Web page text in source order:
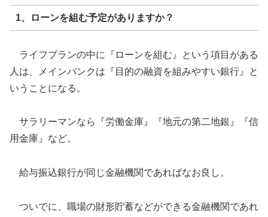
1、ローンを組む予定がありますか？
ライフプランの中に『ローンを組む』という項目がある
人は、メインバンクは『目的の融資を組みやすい銀行』と
いうことになる。
サラリーマンなら『労働金庫』『地元の第二地銀』『信
用金庫』など。
給与振込銀行が同じ金融機関であればなお良し。
ついでに、職場の財形貯蓄などができる金融機関であれ